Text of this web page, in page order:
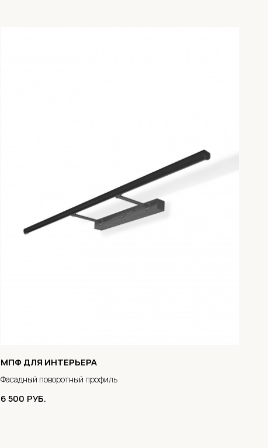
МПФ ДЛЯ ИНТЕРЬЕРА
Фасадный поворотный профиль
6 500 РУБ.